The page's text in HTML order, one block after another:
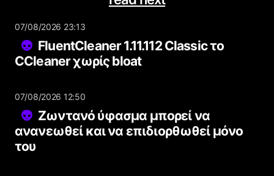
07/08/2026 23:13
FluentCleaner 1.11.112 Classic το
CCleaner χωρίς bloat
07/08/2026 12:50
Ζωντανό ύφασμα μπορεί να
ανανεωθεί και να επιδιορθωθεί μόνο
του